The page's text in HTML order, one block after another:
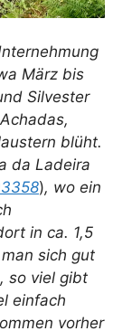
März bis
Silvester
blüht.
da Ladeira
), wo ein
in ca. 1,5
sich gut
so viel gibt
einfach
vorher